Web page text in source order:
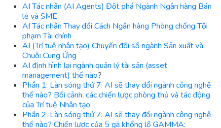
AI Tác nhân (AI Agents) Đột phá Ngành Ngân hàng Bán
lẻ và SME
AI Tác nhân Thay đổi Cách Ngân hàng Phòng chống Tội
phạm Tài chính
AI (Trí tuệ nhân tạo) Chuyển đổi số ngành Sản xuất và
Chuỗi Cung Ứng
AI định hình lại ngành quản lý tài sản (asset
management) thế nào?
Phần 1: Làn sóng thứ 7: AI sẽ thay đổi ngành công nghệ
thế nào? Bối cảnh, các chiến lược phòng thủ và tác động
của Trí tuệ Nhân tạo
Phần 2: Làn sóng thứ 7: AI sẽ thay đổi ngành công nghệ
thế nào? Chiến lược của 5 gã khổng lồ GAMMA: